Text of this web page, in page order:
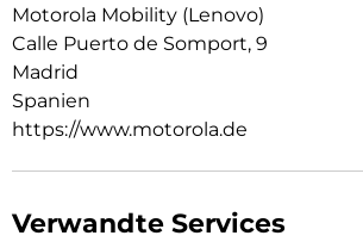
Motorola Mobility (Lenovo)
Calle Puerto de Somport, 9
Madrid
Spanien
https://www.motorola.de
Verwandte Services